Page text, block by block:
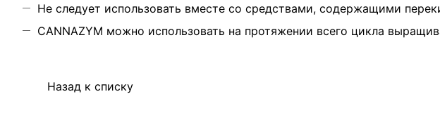
Не следует использовать вместе со средствами, содержащими
CANNAZYM можно использовать на протяжении всего цикла
Назад к списку